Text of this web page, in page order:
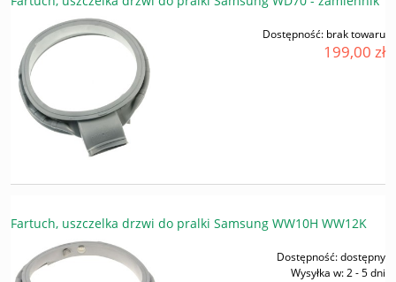
Dostępność: brak towaru
199,00 zł
Fartuch, uszczelka drzwi do pralki Samsung WW10H WW12K
Dostępność:dostępny
Wysyłka w:2 - 5 dni